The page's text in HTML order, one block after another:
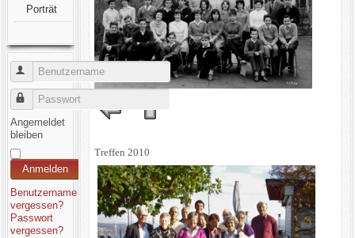
Porträt
Benutzername
Passwort
Angemeldet
bleiben
Anmelden
Benutzername
vergessen?
Passwort
vergessen?
Treffen 2010